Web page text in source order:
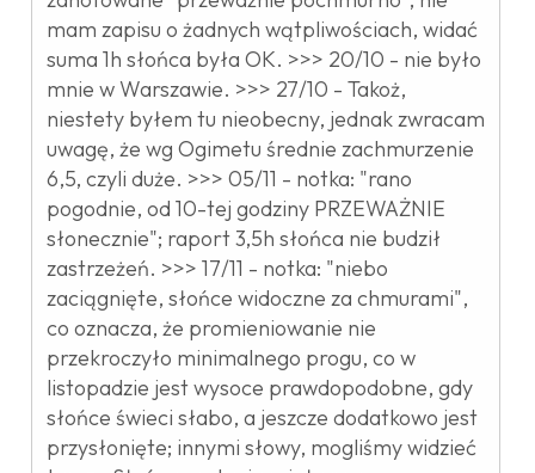
mam zapisu o żadnych wątpliwościach, widać
suma 1h słońca była OK. >>> 20/10 - nie było
mnie w Warszawie. >>> 27/10 - Takoż,
niestety byłem tu nieobecny, jednak zwracam
uwagę, że wg Ogimetu średnie zachmurzenie
6,5, czyli duże. >>> 05/11 - notka: "rano
pogodnie, od 10-tej godziny PRZEWAŻNIE
słonecznie"; raport 3,5h słońca nie budził
zastrzeżeń. >>> 17/11 - notka: "niebo
zaciągnięte, słońce widoczne za chmurami",
co oznacza, że promieniowanie nie
przekroczyło minimalnego progu, co w
listopadzie jest wysoce prawdopodobne, gdy
słońce świeci słabo, a jeszcze dodatkowo jest
przysłonięte; innymi słowy, mogliśmy widzieć